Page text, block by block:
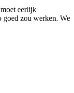
eerlijk
goed zou werken. We